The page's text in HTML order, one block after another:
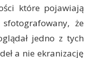
które pojawiają
że
jedno z tych
a nie ekranizację